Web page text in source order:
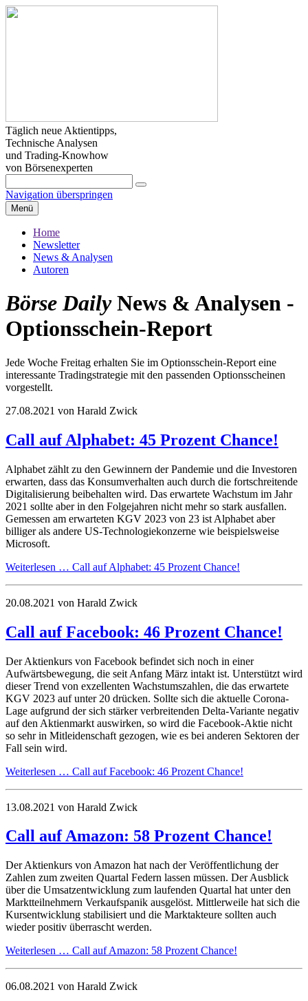
Täglich neue Aktientipps,
Technische Analysen
und Trading-Knowhow
von Börsenexperten
Navigation überspringen
Menü
Home
Newsletter
News & Analysen
Autoren
Börse DailyNews & Analysen -
Optionsschein-Report
Jede Woche Freitag erhalten Sie im Optionsschein-Report eine
interessante Tradingstrategie mit den passenden Optionsscheinen
vorgestellt.
27.08.2021 von Harald Zwick
Call auf Alphabet: 45 Prozent Chance!
Alphabet zählt zu den Gewinnern der Pandemie und die Investoren
erwarten, dass das Konsumverhalten auch durch die fortschreitende
Digitalisierung beibehalten wird. Das erwartete Wachstum im Jahr
2021 sollte aber in den Folgejahren nicht mehr so stark ausfallen.
Gemessen am erwarteten KGV 2023 von 23 ist Alphabet aber
billiger als andere US-Technologiekonzerne wie beispielsweise
Microsoft.
Weiterlesen … Call auf Alphabet: 45 Prozent Chance!
20.08.2021 von Harald Zwick
Call auf Facebook: 46 Prozent Chance!
Der Aktienkurs von Facebook befindet sich noch in einer
Aufwärtsbewegung, die seit Anfang März intakt ist. Unterstützt wird
dieser Trend von exzellenten Wachstumszahlen, die das erwartete
KGV 2023 auf unter 20 drücken. Sollte sich die aktuelle Corona-
Lage aufgrund der sich stärker verbreitenden Delta-Variante negativ
auf den Aktienmarkt auswirken, so wird die Facebook-Aktie nicht
so sehr in Mitleidenschaft gezogen, wie es bei anderen Sektoren der
Fall sein wird.
Weiterlesen … Call auf Facebook: 46 Prozent Chance!
13.08.2021 von Harald Zwick
Call auf Amazon: 58 Prozent Chance!
Der Aktienkurs von Amazon hat nach der Veröffentlichung der
Zahlen zum zweiten Quartal Federn lassen müssen. Der Ausblick
über die Umsatzentwicklung zum laufenden Quartal hat unter den
Marktteilnehmern Verkaufspanik ausgelöst. Mittlerweile hat sich die
Kursentwicklung stabilisiert und die Marktakteure sollten auch
wieder positiv überrascht werden.
Weiterlesen … Call auf Amazon: 58 Prozent Chance!
06.08.2021 von Harald Zwick